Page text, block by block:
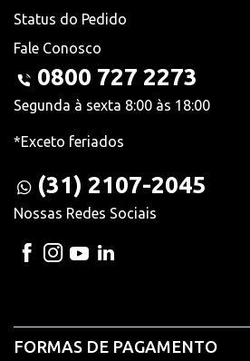
Status do Pedido
Fale Conosco
0800 727 2273
Segunda à sexta 8:00 às 18:00
*Exceto feriados
(31) 2107-2045
Nossas Redes Sociais
FORMAS DE PAGAMENTO